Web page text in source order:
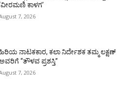
ಕಾಳಗ’
7, 2026
ನಾಟಕಕಾರ, ಕಲಾ ನಿರ್ದೇಶಕ ತಮ್ಮ ಲಕ್ಷಣ್
“ತೌಳವ ಪ್ರಶಸ್ತಿ”
7, 2026